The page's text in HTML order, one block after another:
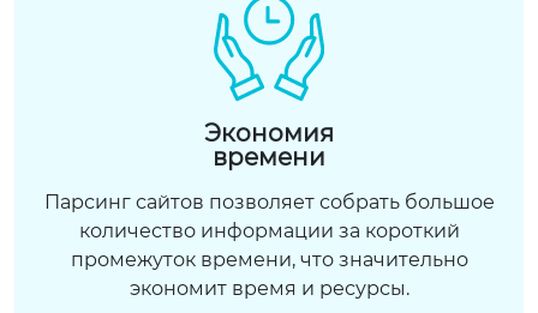
Экономия
времени
Парсинг сайтов позволяет собрать большое
количество информации за короткий
промежуток времени, что значительно
экономит время и ресурсы.